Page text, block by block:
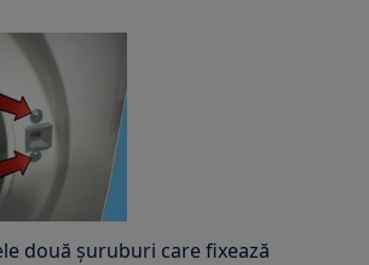
două șuruburi care fixează